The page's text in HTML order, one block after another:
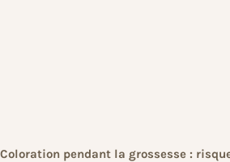
Coloration pendant la grossesse :